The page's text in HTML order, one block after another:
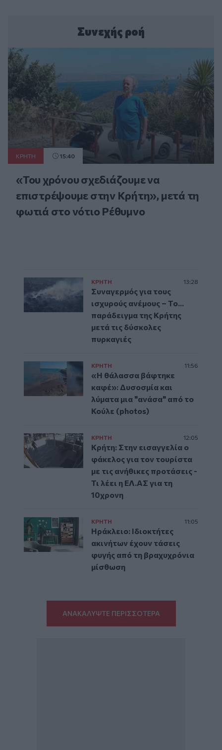
Συνεχής ροή
ΚΡΗΤΗ 15:40
«Του χρόνου σχεδιάζουμε να
επιστρέψουμε στην Κρήτη», μετά τη
φωτιά στο νότιο Ρέθυμνο
ΚΡΗΤΗ 13:28
Συναγερμός για τους
ισχυρούς ανέμους – Το...
παράδειγμα της Κρήτης
μετά τις δύσκολες
πυρκαγιές
ΚΡΗΤΗ 11:56
«Η θάλασσα βάφτηκε
καφέ»: Δυσοσμία και
λύματα μια "ανάσα" από το
Κούλε (photos)
ΚΡΗΤΗ 12:05
Κρήτη: Στην εισαγγελία ο
φάκελος για τον τουρίστα
με τις ανήθικες προτάσεις -
Τι λέει η ΕΛ.ΑΣ για τη
10χρονη
ΚΡΗΤΗ 11:05
Ηράκλειο: Ιδιοκτήτες
ακινήτων έχουν τάσεις
φυγής από τη βραχυχρόνια
μίσθωση
ΑΝΑΚΑΛΥΨΤΕ ΠΕΡΙΣΣΟΤΕΡΑ